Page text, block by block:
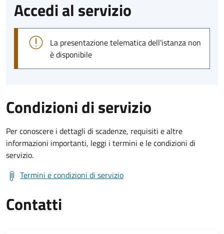
Accedi al servizio
La presentazione telematica dell'istanza non
è disponibile
Condizioni di servizio
Per conoscere i dettagli di scadenze, requisiti e altre
informazioni importanti, leggi i termini e le condizioni di
servizio.
Termini e condizioni di servizio
Contatti